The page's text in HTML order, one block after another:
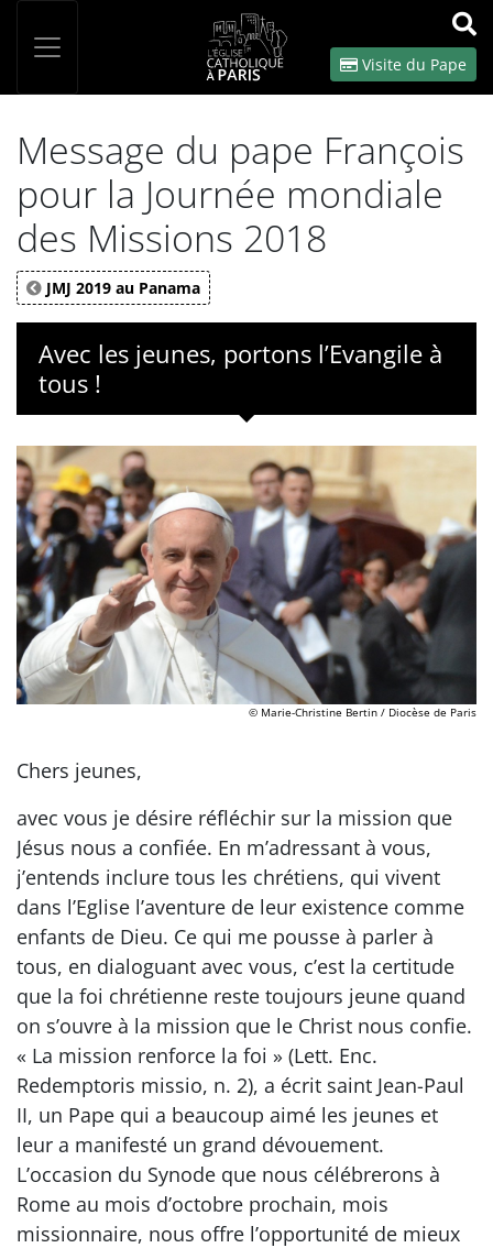
OK
Visite du Pape
Message du pape François
pour la Journée mondiale
des Missions 2018
JMJ 2019 au Panama
Avec les jeunes, portons l’Evangile à
tous !
© Marie-Christine Bertin / Diocèse de Paris
Chers jeunes,
avec vous je désire réfléchir sur la mission que
Jésus nous a confiée. En m’adressant à vous,
j’entends inclure tous les chrétiens, qui vivent
dans l’Eglise l’aventure de leur existence comme
enfants de Dieu. Ce qui me pousse à parler à
tous, en dialoguant avec vous, c’est la certitude
que la foi chrétienne reste toujours jeune quand
on s’ouvre à la mission que le Christ nous confie.
« La mission renforce la foi » (Lett. Enc.
Redemptoris missio, n. 2), a écrit saint Jean-Paul
II, un Pape qui a beaucoup aimé les jeunes et
leur a manifesté un grand dévouement.
L’occasion du Synode que nous célébrerons à
Rome au mois d’octobre prochain, mois
missionnaire, nous offre l’opportunité de mieux
Panneau de gestion des cookies